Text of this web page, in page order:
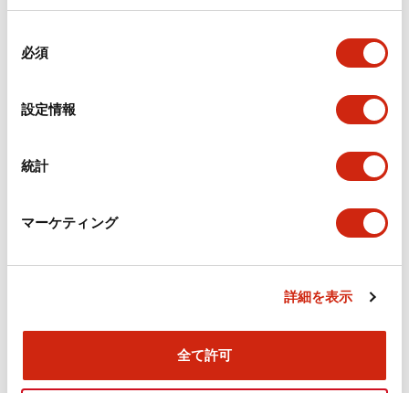
必須
設定情報
統計
マーケティング
詳細を表示
全て許可